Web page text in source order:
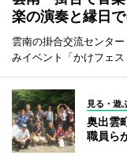
楽の演奏と縁日
雲南の掛合交流センタ
みイベント「かけフェス
見る・遊
奥出雲
職員ら